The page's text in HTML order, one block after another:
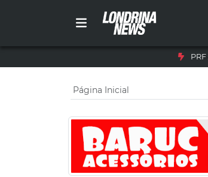
Página Inicial